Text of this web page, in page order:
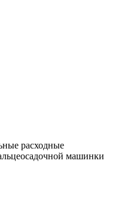
расходные
машинки